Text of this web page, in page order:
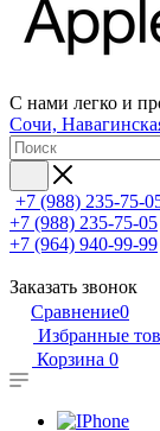
С нами легко и
Сочи,
+7 (988) 235-75-
+7 (988) 235-75-05
+7 (964) 940-99-99
Заказать звонок
Сравнение0
Избранные
Корзина 0